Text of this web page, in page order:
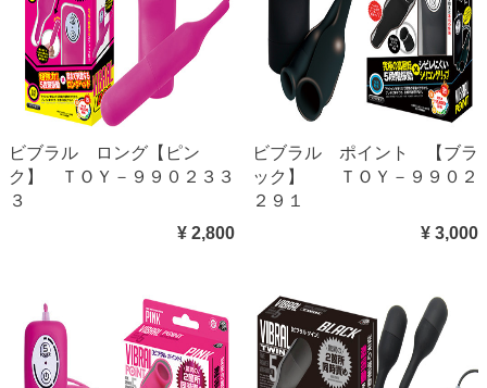
ビブラル ロング【ピン
ク】 ＴＯＹ－９９０２３３
３
¥ 2,800
ビブラル ポイント 【ブラ
ック】 ＴＯＹ－９９０２
２９１
¥ 3,000